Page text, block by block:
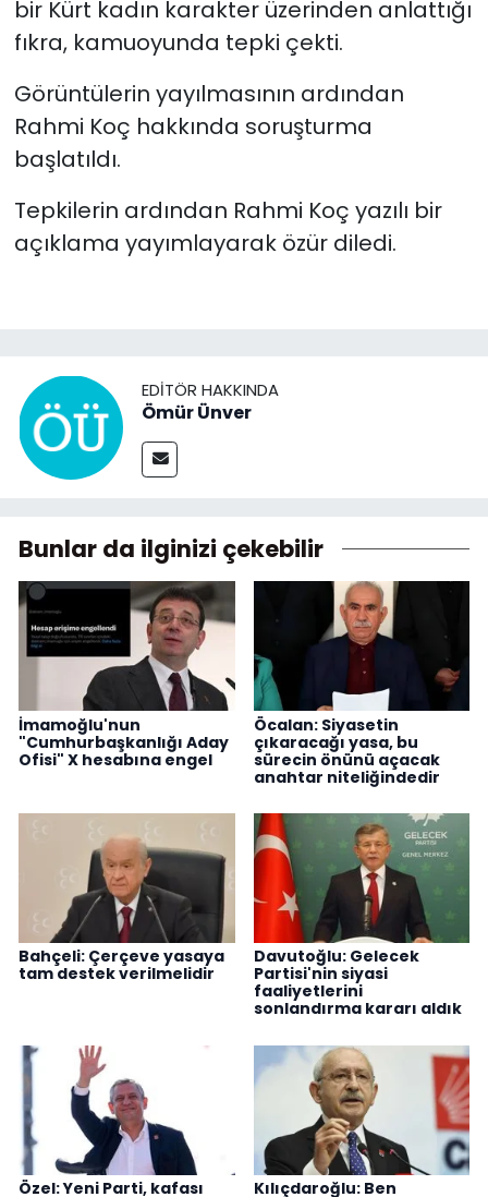
bir Kürt kadın karakter üzerinden anlattığı
fıkra, kamuoyunda tepki çekti.
Görüntülerin yayılmasının ardından
Rahmi Koç hakkında soruşturma
başlatıldı.
Tepkilerin ardından Rahmi Koç yazılı bir
açıklama yayımlayarak özür diledi.
EDITÖR HAKKINDA
Ömür Ünver
Bunlar da ilginizi çekebilir
İmamoğlu'nun
"Cumhurbaşkanlığı Aday
Ofisi" X hesabına engel
Öcalan: Siyasetin
çıkaracağı yasa, bu
sürecin önünü açacak
anahtar niteliğindedir
Bahçeli: Çerçeve yasaya
tam destek verilmelidir
Davutoğlu: Gelecek
Partisi'nin siyasi
faaliyetlerini
sonlandırma kararı aldık
Özel: Yeni Parti, kafası
Kılıçdaroğlu: Ben